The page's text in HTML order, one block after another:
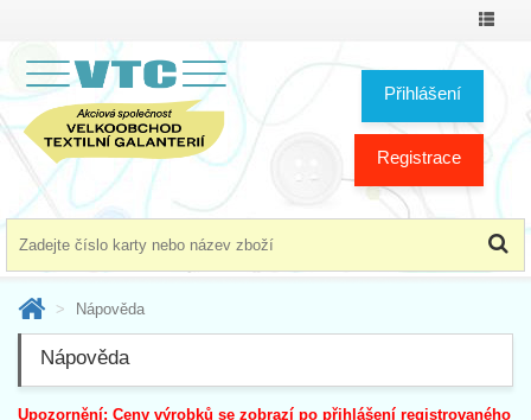
Přihlášení
Registrace
Nápověda
Nápověda
Upozornění: Ceny výrobků se zobrazí po přihlášení registrovaného